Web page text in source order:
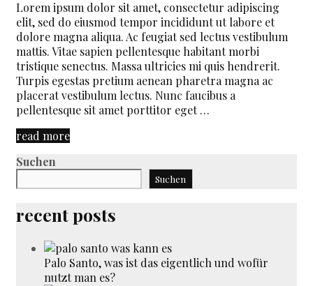
Lorem ipsum dolor sit amet, consectetur adipiscing
elit, sed do eiusmod tempor incididunt ut labore et
dolore magna aliqua. Ac feugiat sed lectus vestibulum
mattis. Vitae sapien pellentesque habitant morbi
tristique senectus. Massa ultricies mi quis hendrerit.
Turpis egestas pretium aenean pharetra magna ac
placerat vestibulum lectus. Nunc faucibus a
pellentesque sit amet porttitor eget …
read moreWPKoi
Suchen
Suchen
recent posts
Palo Santo, was ist das eigentlich und wofür
nutzt man es?